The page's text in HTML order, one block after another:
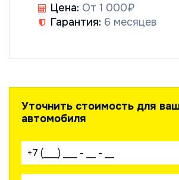
Цена: От 1 000₽
Гарантия: 6 месяцев
Уточнить стоимость для
автомобиля
Ваш телефон: